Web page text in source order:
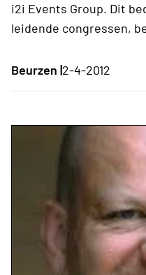
i2i Events Group. Dit
leidende congressen,
Beurzen |2-4-2012